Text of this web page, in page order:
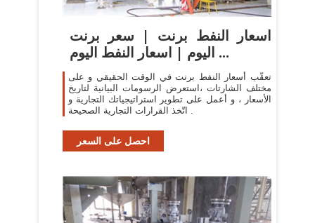
اسعار النفط برنت | سعر برنت
اليوم | اسعار النفط اليوم ...
تعقّب أسعار النفط برنت في الوقت الحقيقي و على
مختلف الشارتات ،استعرض الرسومات البيانية لتاريخ
الأسعار ، و أعمل على تطوير استراتيجياتك التجارية و
اتّخذ القرارات التجارية الصحيحة .
احصل على السعر